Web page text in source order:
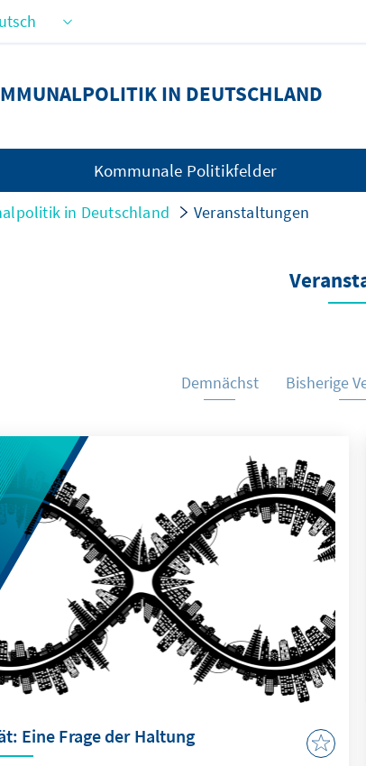
IN DEUTSCHLAND
Kommunale Politikfelder
in Deutschland Veranstaltungen
Demnächst Bisherige
Eine Frage der Haltung